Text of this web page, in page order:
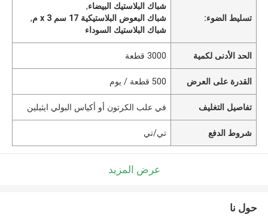
تسليط الضوء:
شباك البلاستيك البيضاء,
شباك البعوض البلاستيكية 17 سم x 3 م
,
شباك البلاستيك السوداء
الحد الأدنى لكمية 3000 قطعة
القدرة على العرض 500 قطعة / يوم
تفاصيل التغليف في علب الكرتون أو أكياس البولي ايثيلين
شروط الدفع تي/تي
عرض المزيد
حول نا